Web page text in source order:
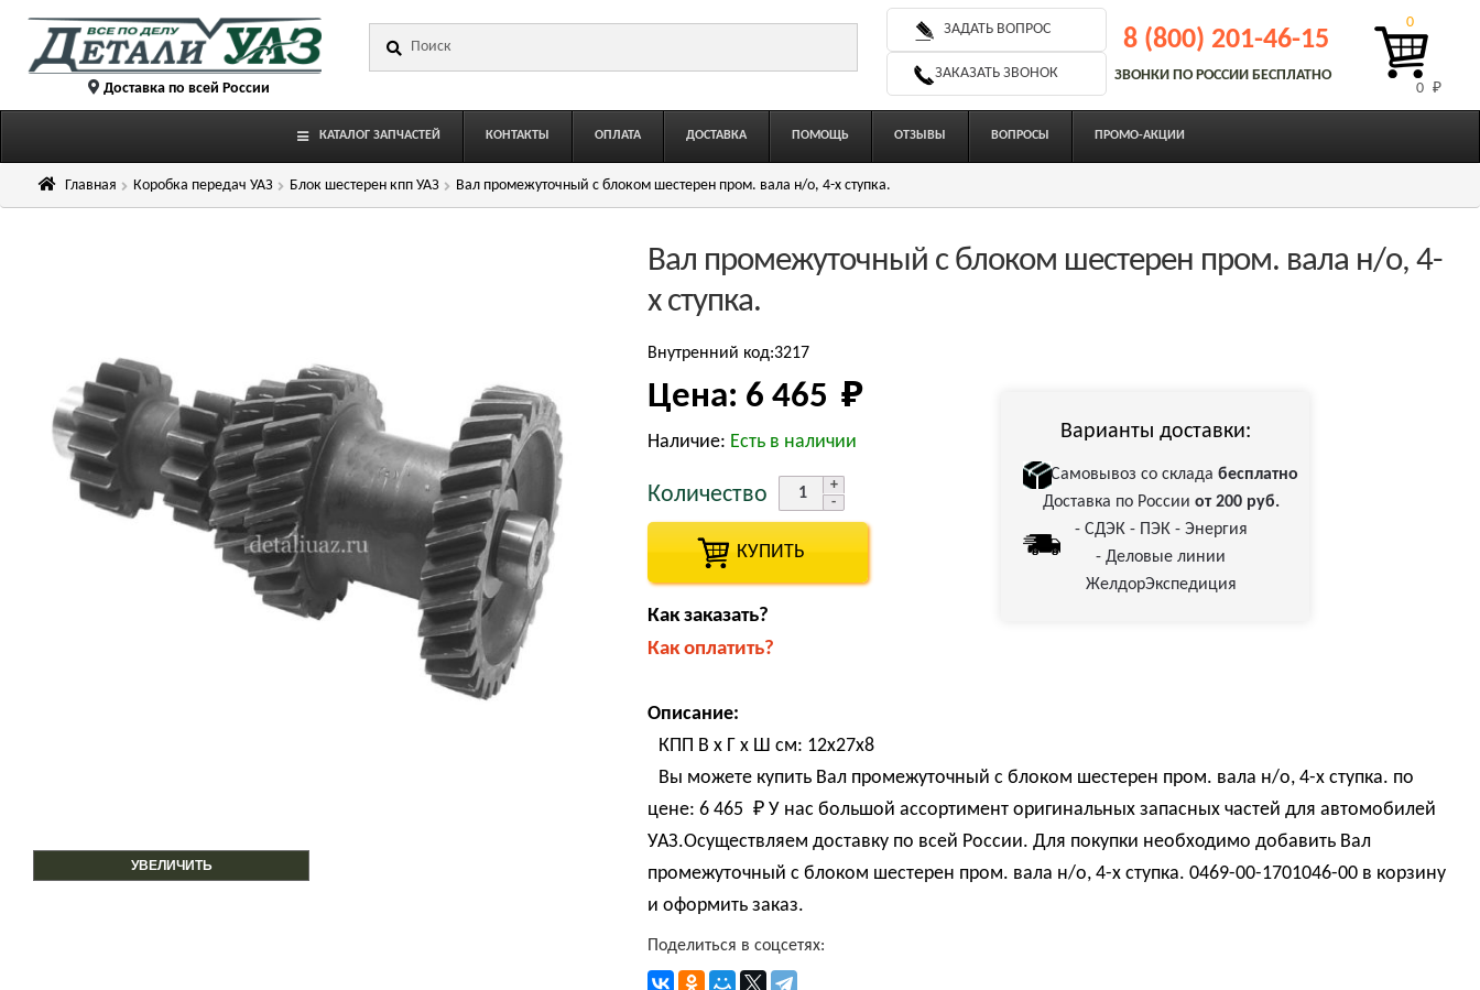
Перейти
Перейти
содержимому Доставка по всей России
ЗАДАТЬ ВОПРОС
ЗАКАЗАТЬ ЗВОНОК
8 (800) 201-46-15
ЗВОНКИ ПО РОССИИ БЕСПЛАТНО
0 ₽
0
КАТАЛОГ ЗАПЧАСТЕЙ КОНТАКТЫ ОПЛАТА ДОСТАВКА ПОМОЩЬ ОТЗЫВЫ ВОПРОСЫ ПРОМО-АКЦИИ
Главная Коробка передач УАЗ Блок шестерен кпп УАЗ Вал промежуточный с блоком шестерен пром. вала н/о, 4-х ступка.
УВЕЛИЧИТЬ
Вал промежуточный с блоком шестерен пром. вала н/о, 4-
х ступка.
Внутренний код:3217
Цена: 6 465 ₽
Наличие: Есть в наличии Варианты доставки:
Самовывоз со складабесплатно
Доставка по России от 200 руб.
- СДЭК - ПЭК - Энергия
- Деловые линии
ЖелдорЭкспедиция
Количество
КУПИТЬ
Как заказать?
Как оплатить?
Описание:
КПП В х Г х Ш см: 12х27х8
Вы можете купить Вал промежуточный с блоком шестерен пром. вала н/о, 4-х ступка. по
цене:6 465 ₽ У нас большой ассортимент оригинальных запасных частей для автомобилей
УАЗ.Осуществляем доставку по всей России. Для покупки необходимо добавить Вал
промежуточный с блоком шестерен пром. вала н/о, 4-х ступка. 0469-00-1701046-00 в корзину
и оформить заказ.
Поделиться в соцсетях: